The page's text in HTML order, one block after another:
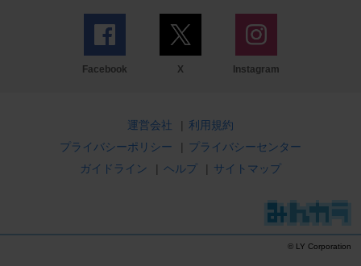
Facebook X Instagram
運営会社 | 利用規約
プライバシーポリシー
| プライバシーセンター
ガイドライン
| ヘルプ | サイトマップ
© LY Corporation